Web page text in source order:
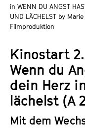
t
u
e
.
V
.
in WENN DU ANGST
UND LÄCHELST by
Filmproduktion
Kinostart
Wenn du
dein Herz
lächelst (A
Mit dem